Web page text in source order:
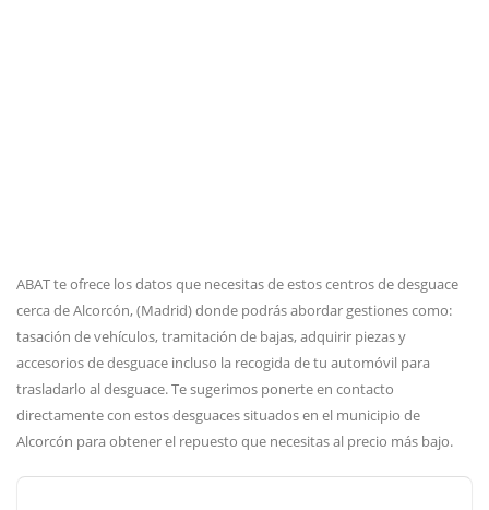
ABAT te ofrece los datos que necesitas de estos centros de desguace
cerca de Alcorcón, (Madrid) donde podrás abordar gestiones como:
tasación de vehículos, tramitación de bajas, adquirir piezas y
accesorios de desguace incluso la recogida de tu automóvil para
trasladarlo al desguace. Te sugerimos ponerte en contacto
directamente con estos desguaces situados en el municipio de
Alcorcón para obtener el repuesto que necesitas al precio más bajo.